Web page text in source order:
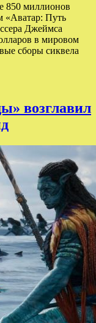
850 миллионов
«Аватар: Путь
Джеймса
в мировом
сборы сиквела
возглавил